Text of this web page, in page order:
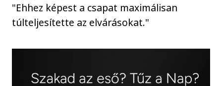
"Ehhez képest a csapat maximálisan
túlteljesítette az elvárásokat."